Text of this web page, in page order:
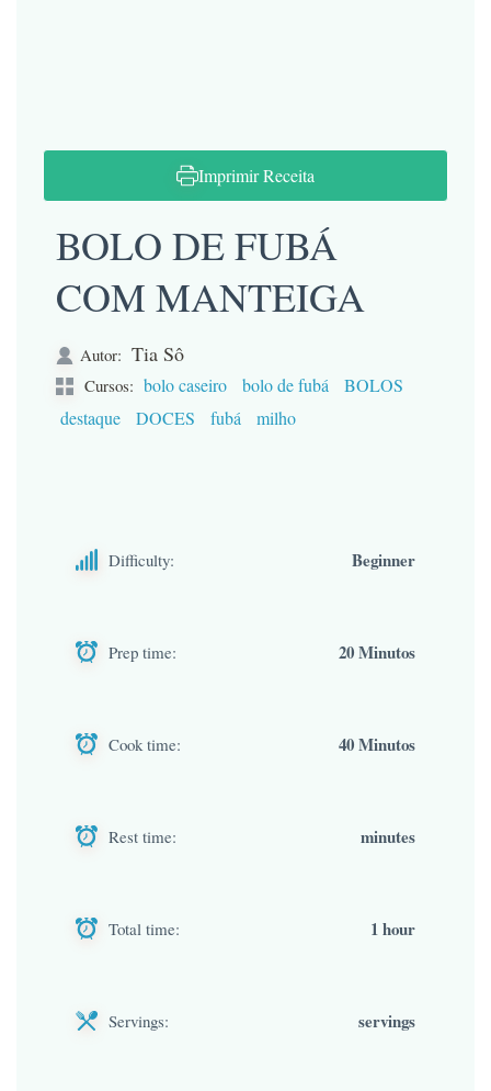
Imprimir Receita
BOLO DE FUBÁ
COM MANTEIGA
Autor: Tia Sô
Cursos: bolo caseiro bolo de fubá
BOLOS
destaque
DOCES fubá milho
Difficulty: Beginner
Prep time: 20 Minutos
Cook time: 40 Minutos
Rest time: minutes
Total time: 1 hour
Servings: servings